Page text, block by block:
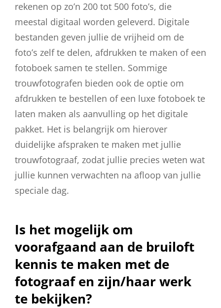
rekenen op zo’n 200 tot 500 foto’s, die
meestal digitaal worden geleverd. Digitale
bestanden geven jullie de vrijheid om de
foto’s zelf te delen, afdrukken te maken of een
fotoboek samen te stellen. Sommige
trouwfotografen bieden ook de optie om
afdrukken te bestellen of een luxe fotoboek te
laten maken als aanvulling op het digitale
pakket. Het is belangrijk om hierover
duidelijke afspraken te maken met jullie
trouwfotograaf, zodat jullie precies weten wat
jullie kunnen verwachten na afloop van jullie
speciale dag.
Is het mogelijk om
voorafgaand aan de bruiloft
kennis te maken met de
fotograaf en zijn/haar werk
te bekijken?